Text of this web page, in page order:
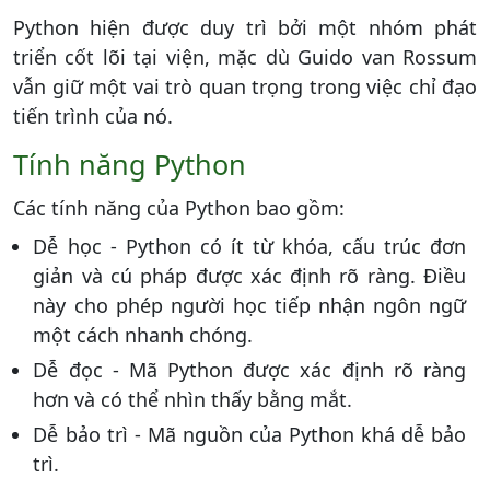
Python hiện được duy trì bởi một nhóm phát
triển cốt lõi tại viện, mặc dù Guido van Rossum
vẫn giữ một vai trò quan trọng trong việc chỉ đạo
tiến trình của nó.
Tính năng Python
Các tính năng của Python bao gồm:
Dễ học - Python có ít từ khóa, cấu trúc đơn
giản và cú pháp được xác định rõ ràng. Điều
này cho phép người học tiếp nhận ngôn ngữ
một cách nhanh chóng.
Dễ đọc - Mã Python được xác định rõ ràng
hơn và có thể nhìn thấy bằng mắt.
Dễ bảo trì - Mã nguồn của Python khá dễ bảo
trì.